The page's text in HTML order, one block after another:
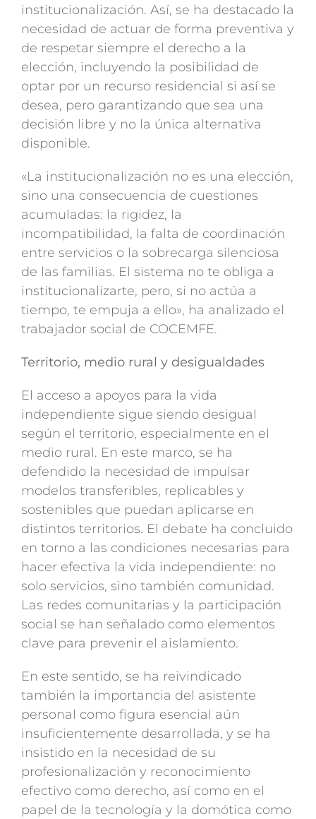
institucionalización. Así, se ha destacado la
necesidad de actuar de forma preventiva y
de respetar siempre el derecho a la
elección, incluyendo la posibilidad de
optar por un recurso residencial si así se
desea, pero garantizando que sea una
decisión libre y no la única alternativa
disponible.
«La institucionalización no es una elección,
sino una consecuencia de cuestiones
acumuladas: la rigidez, la
incompatibilidad, la falta de coordinación
entre servicios o la sobrecarga silenciosa
de las familias. El sistema no te obliga a
institucionalizarte, pero, si no actúa a
tiempo, te empuja a ello», ha analizado el
trabajador social de COCEMFE.
Territorio, medio rural y desigualdades
El acceso a apoyos para la vida
independiente sigue siendo desigual
según el territorio, especialmente en el
medio rural. En este marco, se ha
defendido la necesidad de impulsar
modelos transferibles, replicables y
sostenibles que puedan aplicarse en
distintos territorios. El debate ha concluido
en torno a las condiciones necesarias para
hacer efectiva la vida independiente: no
solo servicios, sino también comunidad.
Las redes comunitarias y la participación
social se han señalado como elementos
clave para prevenir el aislamiento.
En este sentido, se ha reivindicado
también la importancia del asistente
personal como figura esencial aún
insuficientemente desarrollada, y se ha
insistido en la necesidad de su
profesionalización y reconocimiento
efectivo como derecho, así como en el
papel de la tecnología y la domótica como